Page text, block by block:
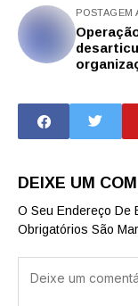
POSTAGEM
lavar
DEIXE UM
O Seu Endereço De
Obrigatórios São